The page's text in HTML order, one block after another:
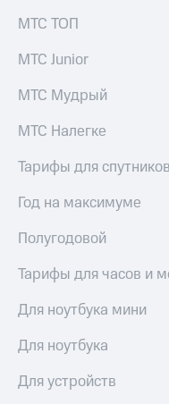
МТС ТОП
МТС Junior
МТС Мудрый
МТС Налегке
Тарифы для
Год на максимуме
Полугодовой
Тарифы для часов и
Для ноутбука мини
Для ноутбука
Для устройств